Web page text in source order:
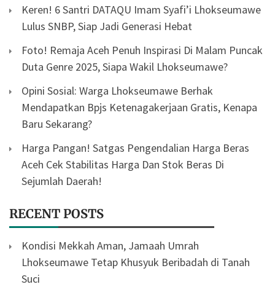
Keren! 6 Santri DATAQU Imam Syafi’i Lhokseumawe
Lulus SNBP, Siap Jadi Generasi Hebat
Foto! Remaja Aceh Penuh Inspirasi Di Malam Puncak
Duta Genre 2025, Siapa Wakil Lhokseumawe?
Opini Sosial: Warga Lhokseumawe Berhak
Mendapatkan Bpjs Ketenagakerjaan Gratis, Kenapa
Baru Sekarang?
Harga Pangan! Satgas Pengendalian Harga Beras
Aceh Cek Stabilitas Harga Dan Stok Beras Di
Sejumlah Daerah!
RECENT POSTS
Kondisi Mekkah Aman, Jamaah Umrah
Lhokseumawe Tetap Khusyuk Beribadah di Tanah
Suci